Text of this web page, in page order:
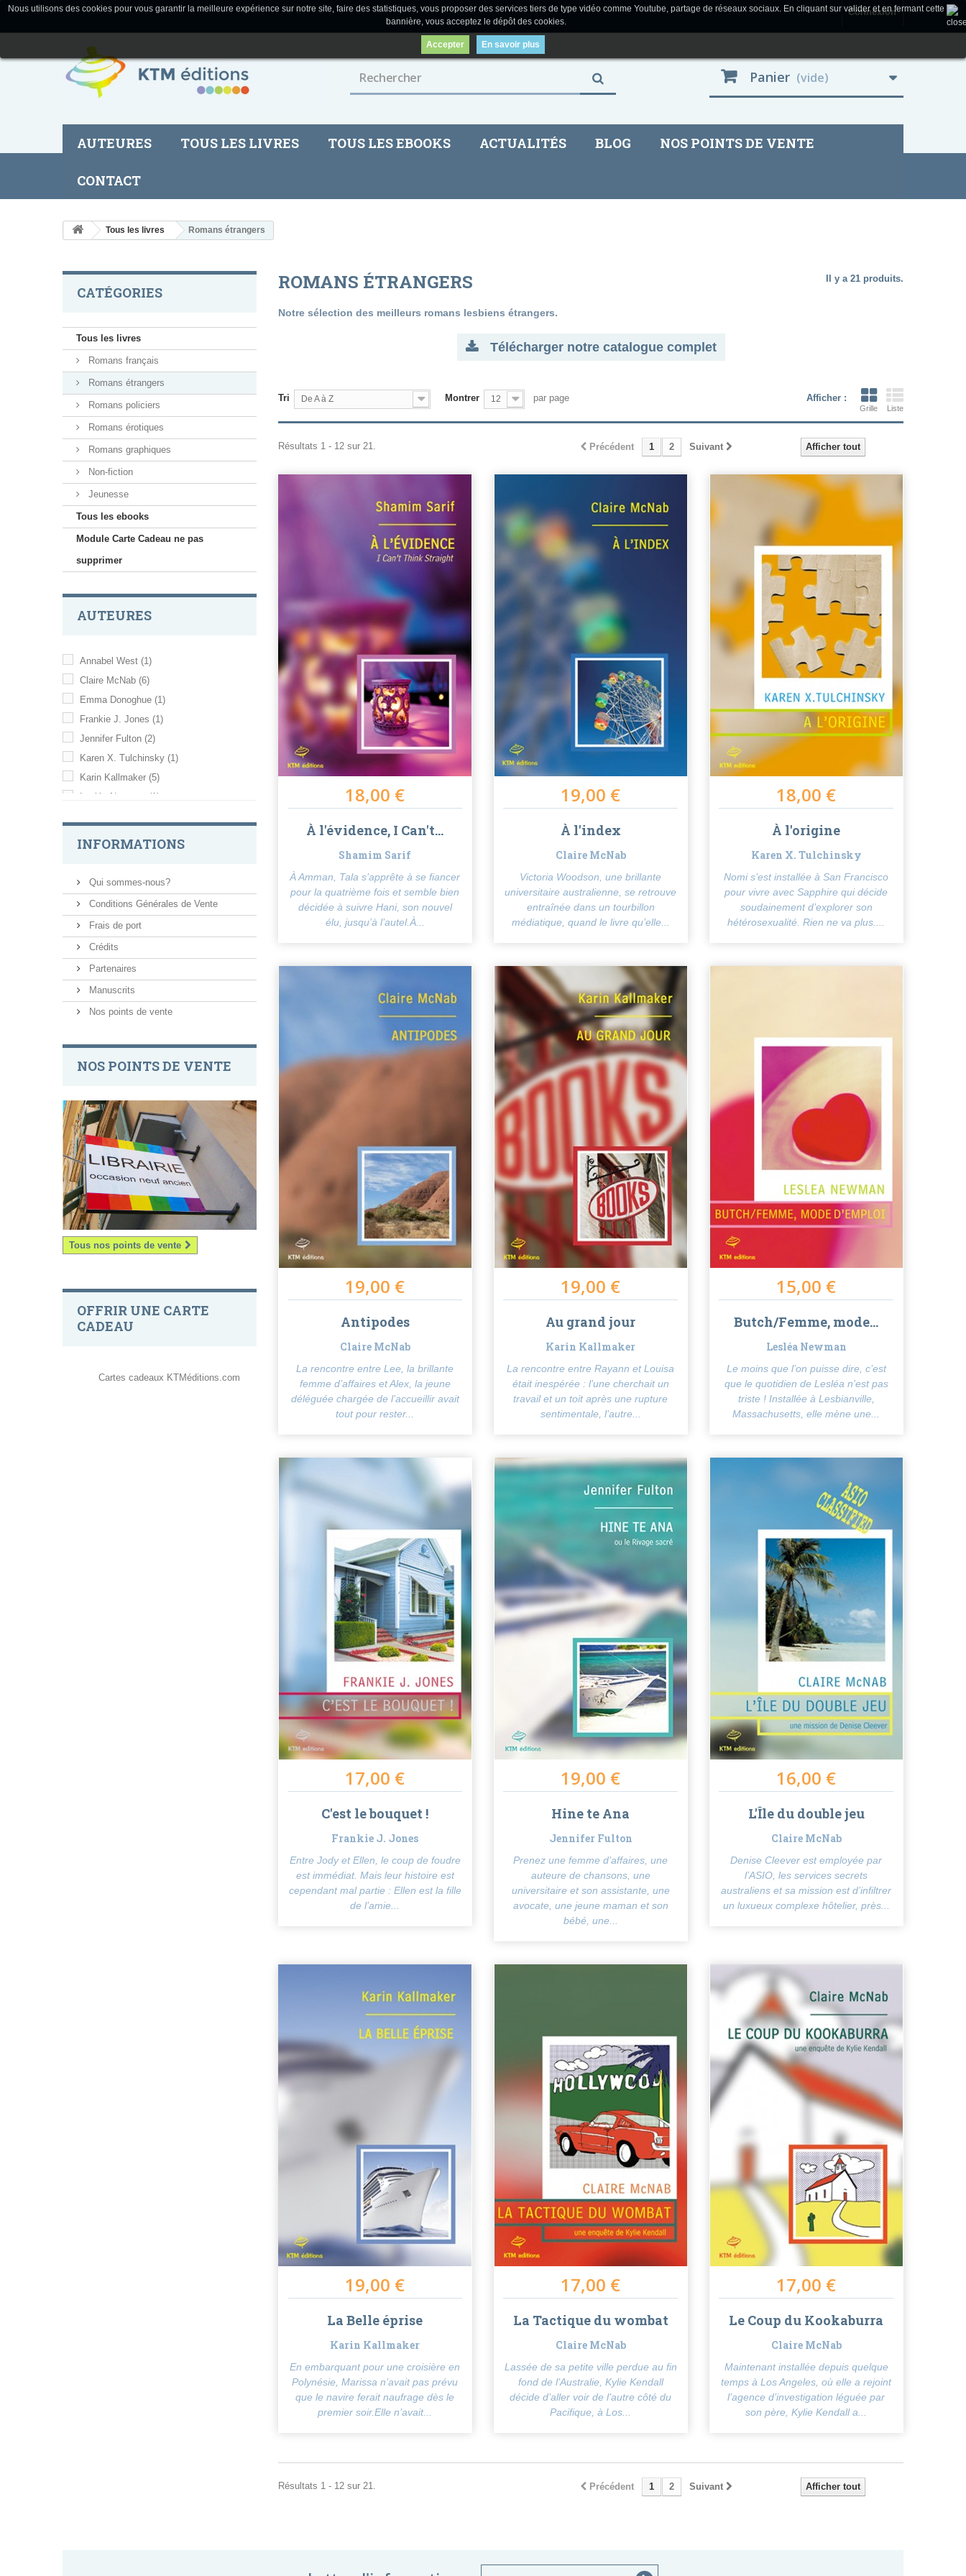
Connexion
Panier (vide)
AUTEURES TOUS LES LIVRES TOUS LES EBOOKS ACTUALITÉS BLOG NOS POINTS DE VENTE
CONTACT
Nous utilisons des cookies pour vous garantir la meilleure expérience sur notre site, faire des statistiques, vous proposer des services tiers de type vidéo comme Youtube, partage de réseaux sociaux. En cliquant sur valider et en fermant cette
bannière, vous acceptez le dépôt des cookies.
Accepter En savoir plus
Tous les livres Romans étrangers
CATÉGORIES
Tous les livres
Romans français
Romans étrangers
Romans policiers
Romans érotiques
Romans graphiques
Non-fiction
Jeunesse
Tous les ebooks
Module Carte Cadeau ne pas
supprimer
AUTEURES
Annabel West (1)
Claire McNab (6)
Emma Donoghue (1)
Frankie J. Jones (1)
Jennifer Fulton (2)
Karen X. Tulchinsky (1)
Karin Kallmaker (5)
Lesléa Newman
(1)
INFORMATIONS
Qui sommes-nous?
Conditions Générales de Vente
Frais de port
Crédits
Partenaires
Manuscrits
Nos points de vente
NOS POINTS DE VENTE
Tous nos points de vente
OFFRIR UNE CARTE
CADEAU
Cartes cadeaux KTMéditions.com
ROMANS ÉTRANGERS Il y a 21 produits.
Notre sélection des meilleurs romans lesbiens étrangers.
Télécharger notre catalogue complet
Afficher :
Grille Liste
Tri De A à Z Montrer 12 par page
Afficher tout
Précédent 1 2 Suivant
Résultats 1 - 12 sur 21.
18,00 €
À l'évidence, I Can't...
Shamim Sarif
À Amman, Tala s’apprête à se fiancer
pour la quatrième fois et semble bien
décidée à suivre Hani, son nouvel
élu, jusqu’à l’autel.À...
19,00 €
À l'index
Claire McNab
Victoria Woodson, une brillante
universitaire australienne, se retrouve
entraînée dans un tourbillon
médiatique, quand le livre qu’elle...
18,00 €
À l'origine
Karen X. Tulchinsky
Nomi s’est installée à San Francisco
pour vivre avec Sapphire qui décide
soudainement d’explorer son
hétérosexualité. Rien ne va plus....
19,00 €
Antipodes
Claire McNab
La rencontre entre Lee, la brillante
femme d’affaires et Alex, la jeune
déléguée chargée de l’accueillir avait
tout pour rester...
19,00 €
Au grand jour
Karin Kallmaker
La rencontre entre Rayann et Louisa
était inespérée : l’une cherchait un
travail et un toit après une rupture
sentimentale, l’autre...
15,00 €
Butch/Femme, mode...
Lesléa Newman
Le moins que l’on puisse dire, c’est
que le quotidien de Lesléa n’est pas
triste ! Installée à Lesbianville,
Massachusetts, elle mène une...
17,00 €
C'est le bouquet !
Frankie J. Jones
Entre Jody et Ellen, le coup de foudre
est immédiat. Mais leur histoire est
cependant mal partie : Ellen est la fille
de l’amie...
19,00 €
Hine te Ana
Jennifer Fulton
Prenez une femme d’affaires, une
auteure de chansons, une
universitaire et son assistante, une
avocate, une jeune maman et son
bébé, une...
16,00 €
L'Île du double jeu
Claire McNab
Denise Cleever est employée par
l’ASIO, les services secrets
australiens et sa mission est d’infiltrer
un luxueux complexe hôtelier, près...
19,00 €
La Belle éprise
Karin Kallmaker
En embarquant pour une croisière en
Polynésie, Marissa n’avait pas prévu
que le navire ferait naufrage dès le
premier soir.Elle n’avait...
17,00 €
La Tactique du wombat
Claire McNab
Lassée de sa petite ville perdue au fin
fond de l’Australie, Kylie Kendall
décide d’aller voir de l’autre côté du
Pacifique, à Los...
17,00 €
Le Coup du Kookaburra
Claire McNab
Maintenant installée depuis quelque
temps à Los Angeles, où elle a rejoint
l’agence d’investigation léguée par
son père, Kylie Kendall a...
Afficher tout
Précédent 1 2 Suivant
Résultats 1 - 12 sur 21.